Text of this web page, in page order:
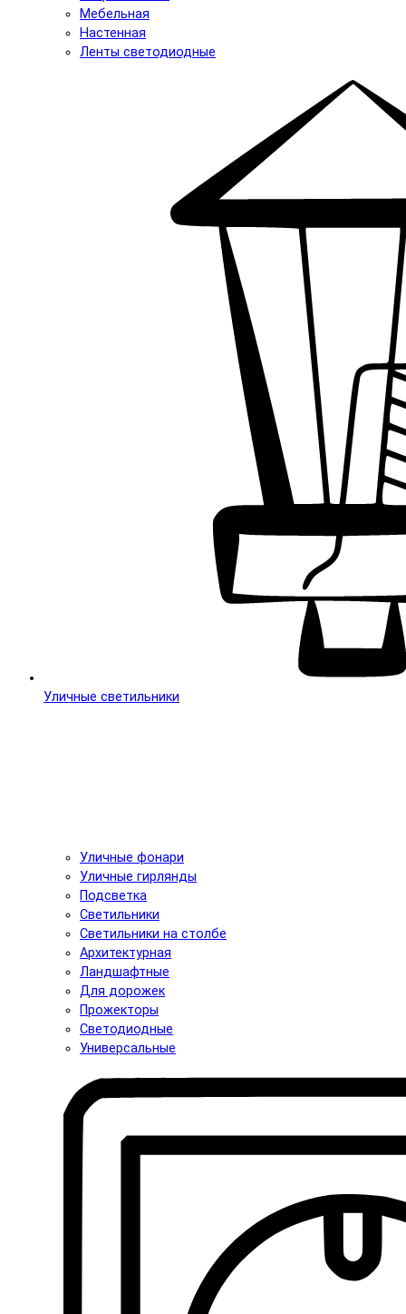
Мебельная
Настенная
Ленты светодиодные
Уличные светильники
Уличные фонари
Уличные гирлянды
Подсветка
Светильники
Светильники на столбе
Архитектурная
Ландшафтные
Для дорожек
Прожекторы
Светодиодные
Универсальные